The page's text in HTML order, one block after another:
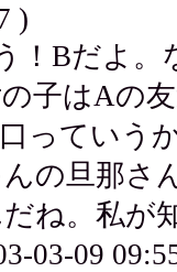
)
Bだよ。
子はAの
っていう
の旦那さ
ね。私が
03-09